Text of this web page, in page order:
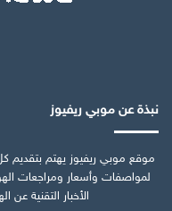
نبذة عن موبي ريفيوز
موقع موبي ريفيوز يهتم
لمواصفات وأسعار ومراجعات
الأخبار التقنية